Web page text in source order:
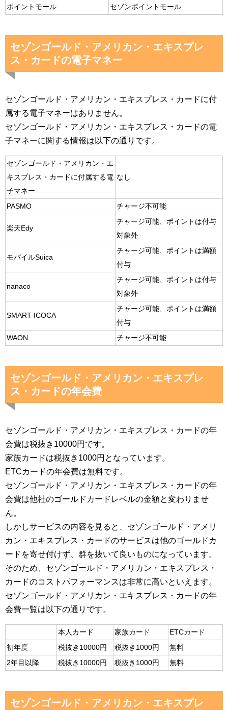
ポイントモール
セゾンポイントモール
セゾンゴールド・アメリカン・エキスプレ
ス・カードの電子マネー
セゾンゴールド・アメリカン・エキスプレス・カードに付
属する電子マネーはありません。
セゾンゴールド・アメリカン・エキスプレス・カードの電
子マネーに関する情報は以下の通りです。
セゾンゴールド・アメリカン・エ
キスプレス・カードに付属する電
子マネー
なし
PASMO チャージ不可能
楽天Edy
チャージ可能、ポイントは付与
対象外
モバイルSuica
チャージ可能、ポイントは満額
付与
nanaco
チャージ可能、ポイントは付与
対象外
SMART ICOCA
チャージ可能、ポイントは満額
付与
WAON
チャージ不可能
セゾンゴールド・アメリカン・エキスプレ
ス・カードの年会費
セゾンゴールド・アメリカン・エキスプレス・カードの年
会費は税抜き10000円です。
家族カードは税抜き1000円となっています。
ETCカードの年会費は無料です。
セゾンゴールド・アメリカン・エキスプレス・カードの年
会費は他社のゴールドカードレベルの金額と変わりませ
ん。
しかしサービスの内容を見ると、セゾンゴールド・アメリ
カン・エキスプレス・カードのサービスは他のゴールドカ
ードを寄せ付けず、群を抜いて良いものになっています。
そのため、セゾンゴールド・アメリカン・エキスプレス・
カードのコストパフォーマンスは非常に高いといえます。
セゾンゴールド・アメリカン・エキスプレス・カードの年
会費一覧は以下の通りです。
本人カード 家族カード
ETCカード
初年度
税抜き10000円 税抜き1000円
無料
2年目以降
税抜き10000円 税抜き1000円 無料
セゾンゴールド・アメリカン・エキスプレ